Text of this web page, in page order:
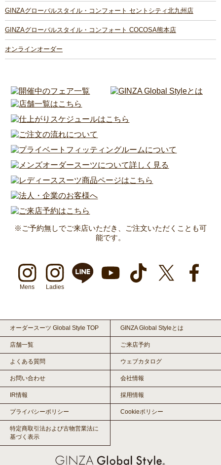
GINZAグローバルスタイル・コンフォート セントシティ北九州店
GINZAグローバルスタイル・コンフォート COCOSA熊本店
オンラインオーダー
※ご予約無しでご来店いただき、ご注文いただくことも可
能です。
Mens Ladies
オーダースーツ Global Style TOP GINZA Global Styleとは
店舗一覧 ご来店予約
よくある質問 ウェブカタログ
お問い合わせ 会社情報
IR情報 採用情報
プライバシーポリシー Cookieポリシー
特定商取引法および古物営業法に
基づく表示